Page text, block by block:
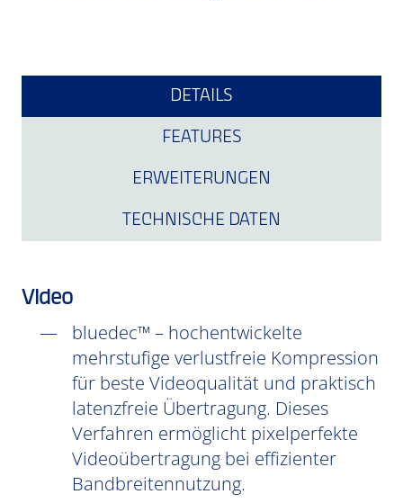
DETAILS
FEATURES
ERWEITERUNGEN
TECHNISCHE DATEN
Video
bluedec™ – hochentwickelte
mehrstufige verlustfreie Kompression
für beste Videoqualität und praktisch
latenzfreie Übertragung. Dieses
Verfahren ermöglicht pixelperfekte
Videoübertragung bei effizienter
Bandbreitennutzung.